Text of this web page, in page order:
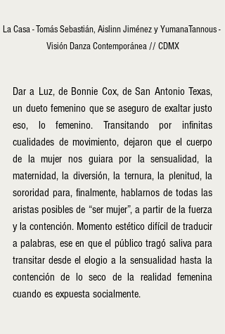
La Casa - Tomás Sebastián, Aislinn Jiménez y YumanaTannous -
Visión Danza Contemporánea // CDMX
Dar a Luz, de Bonnie Cox, de San Antonio Texas,
un dueto femenino que se aseguro de exaltar justo
eso, lo femenino. Transitando por infinitas
cualidades de movimiento, dejaron que el cuerpo
de la mujer nos guiara por la sensualidad, la
maternidad, la diversión, la ternura, la plenitud, la
sororidad para, finalmente, hablarnos de todas las
aristas posibles de “ser mujer”, a partir de la fuerza
y la contención. Momento estético difícil de traducir
a palabras, ese en que el público tragó saliva para
transitar desde el elogio a la sensualidad hasta la
contención de lo seco de la realidad femenina
cuando es expuesta socialmente.